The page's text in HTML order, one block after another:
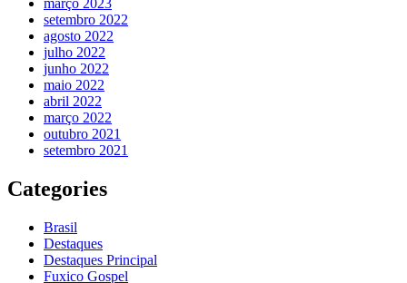
março 2023
setembro 2022
agosto 2022
julho 2022
junho 2022
maio 2022
abril 2022
março 2022
outubro 2021
setembro 2021
Categories
Brasil
Destaques
Destaques Principal
Fuxico Gospel